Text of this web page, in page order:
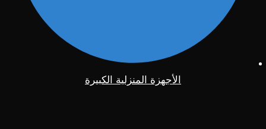
الأجهزة المنزلية الكبيرة